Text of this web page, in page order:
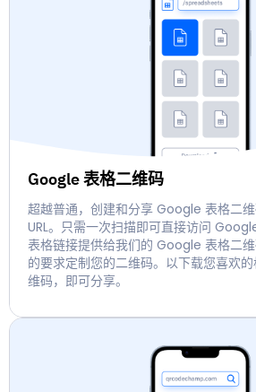
Google 表格二维码
超越普通，创建和分享 Google 表格二
URL。只需一次扫描即可直接访问
表格链接提供给我们的 Google 表格二
的要求定制您的二维码。以下载您喜欢
维码，即可分享。